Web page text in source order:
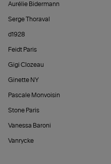
Aurélie Bidermann
Serge Thoraval
d1928
Feidt Paris
Gigi Clozeau
Ginette NY
Pascale Monvoisin
Stone Paris
Vanessa Baroni
Vanrycke